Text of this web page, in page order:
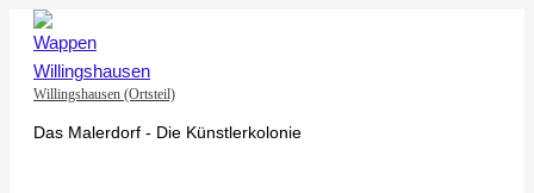
Zum
Inhalt
springen
Willingshausen (Ortsteil)
Das Malerdorf - Die Künstlerkolonie